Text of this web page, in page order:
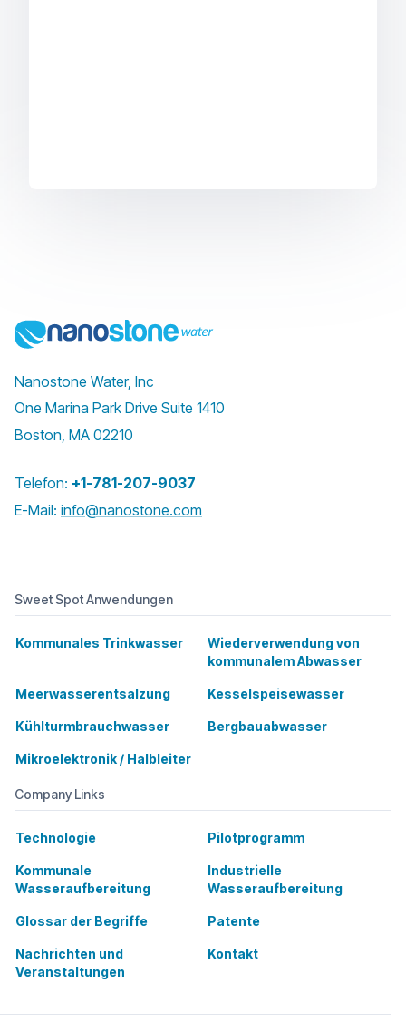
Nanostone Water, Inc
One Marina Park Drive Suite 1410
Boston, MA 02210
Telefon: +1-781-207-9037
E-Mail: info@nanostone.com
Sweet Spot Anwendungen
Kommunales Trinkwasser
Wiederverwendung von
kommunalem Abwasser
Meerwasserentsalzung Kesselspeisewasser
Kühlturmbrauchwasser Bergbauabwasser
Mikroelektronik / Halbleiter
Company Links
Technologie Pilotprogramm
Kommunale
Wasseraufbereitung
Industrielle
Wasseraufbereitung
Glossar der Begriffe Patente
Nachrichten und
Veranstaltungen
Kontakt